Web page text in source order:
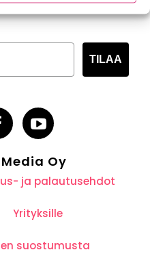
TILAA
Oy
ja palautusehdot
Yrityksille
suostumusta